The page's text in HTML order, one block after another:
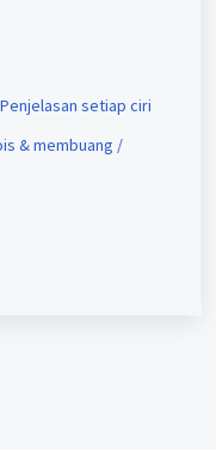
setiap ciri
& membuang /